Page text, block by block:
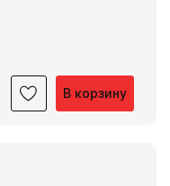
В корзину